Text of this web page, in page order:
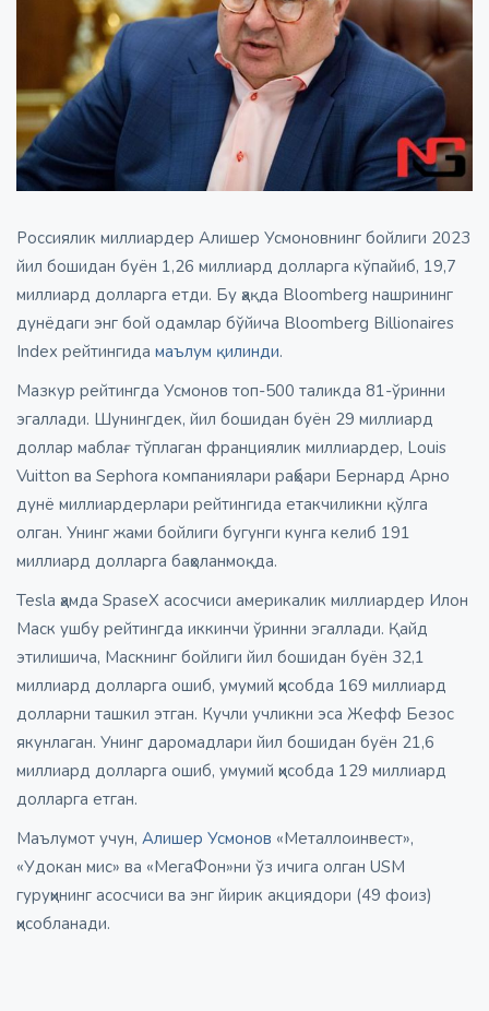
Россиялик миллиардер Алишер Усмоновнинг бойлиги 2023
йил бошидан буён 1,26 миллиард долларга кўпайиб, 19,7
миллиард долларга етди. Бу ҳақда Bloomberg нашрининг
дунёдаги энг бой одамлар бўйича Bloomberg Billionaires
Index рейтингида маълум қилинди.
Мазкур рейтингда Усмонов топ-500 таликда 81-ўринни
эгаллади. Шунингдек, йил бошидан буён 29 миллиард
доллар маблағ тўплаган франциялик миллиардер, Louis
Vuitton ва Sephora компаниялари раҳбари Бернард Арно
дунё миллиардерлари рейтингида етакчиликни қўлга
олган. Унинг жами бойлиги бугунги кунга келиб 191
миллиард долларга баҳоланмоқда.
Tesla ҳамда SpaseX асосчиси америкалик миллиардер Илон
Маск ушбу рейтингда иккинчи ўринни эгаллади. Қайд
этилишича, Маскнинг бойлиги йил бошидан буён 32,1
миллиард долларга ошиб, умумий ҳисобда 169 миллиард
долларни ташкил этган. Кучли учликни эса Жефф Безос
якунлаган. Унинг даромадлари йил бошидан буён 21,6
миллиард долларга ошиб, умумий ҳисобда 129 миллиард
долларга етган.
Маълумот учун, Алишер Усмонов «Металлоинвест»,
«Удокан мис» ва «МегаФон»ни ўз ичига олган USM
гуруҳининг асосчиси ва энг йирик акциядори (49 фоиз)
ҳисобланади.